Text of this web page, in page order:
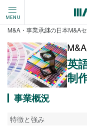
MENU
M&A・事業承継の日本M&A
英
制
事業概況
特徴と強み